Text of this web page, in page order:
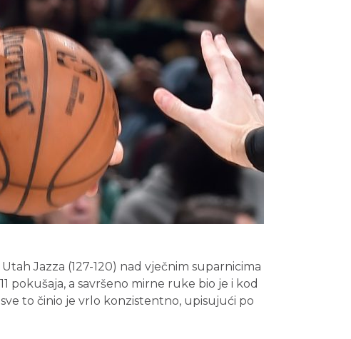
Jazza (127-120) nad vječnim suparnicima
pokušaja, a savršeno mirne ruke bio je i kod
to činio je vrlo konzistentno, upisujući po